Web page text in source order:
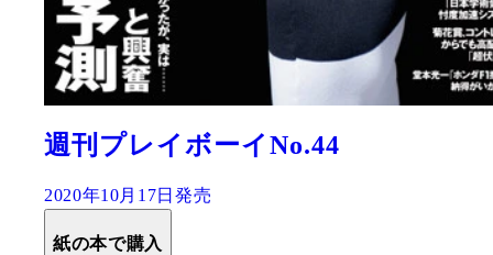
週刊プレイボーイNo.44
2020年10月17日発売
紙の本で購入